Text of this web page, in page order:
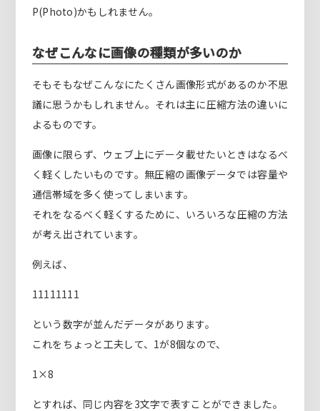
P(Photo)かもしれません。
なぜこんなに画像の種類が多いのか
そもそもなぜこんなにたくさん画像形式があるのか不思
議に思うかもしれません。それは主に圧縮方法の違いに
よるものです。
画像に限らず、ウェブ上にデータ載せたいときはなるべ
く軽くしたいものです。無圧縮の画像データでは容量や
通信帯域を多く使ってしまいます。
それをなるべく軽くするために、いろいろな圧縮の方法
が考え出されています。
例えば、
11111111
という数字が並んだデータがあります。
これをちょっと工夫して、1が8個なので、
1×8
とすれば、同じ内容を3文字で表すことができました。